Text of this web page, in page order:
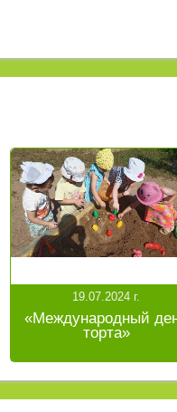
19.07.2024 г.
«Международный
торта»